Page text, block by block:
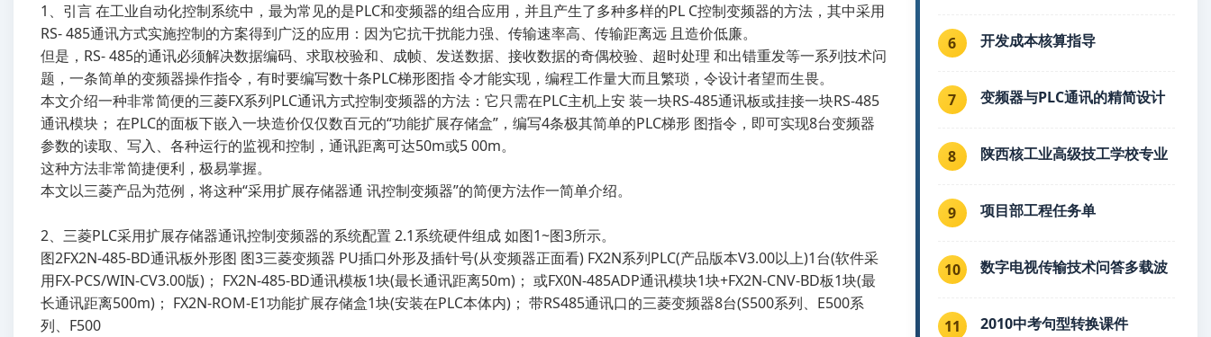
1、引言 在工业自动化控制系统中，最为常见的是PLC和变频器的组合应用，并且产生了多种多样的PL C控制变频器的方法，其中采用
RS- 485通讯方式实施控制的方案得到广泛的应用：因为它抗干扰能力强、传输速率高、传输距离远 且造价低廉。
但是，RS- 485的通讯必须解决数据编码、求取校验和、成帧、发送数据、接收数据的奇偶校验、超时处理 和出错重发等一系列技术问
题，一条简单的变频器操作指令，有时要编写数十条PLC梯形图指 令才能实现，编程工作量大而且繁琐，令设计者望而生畏。
本文介绍一种非常简便的三菱FX系列PLC通讯方式控制变频器的方法：它只需在PLC主机上安 装一块RS-485通讯板或挂接一块RS-485
通讯模块； 在PLC的面板下嵌入一块造价仅仅数百元的“功能扩展存储盒”，编写4条极其简单的PLC梯形 图指令，即可实现8台变频器
参数的读取、写入、各种运行的监视和控制，通讯距离可达50m或5 00m。
这种方法非常简捷便利，极易掌握。
本文以三菱产品为范例，将这种“采用扩展存储器通 讯控制变频器”的简便方法作一简单介绍。
2、三菱PLC采用扩展存储器通讯控制变频器的系统配置 2.1系统硬件组成 如图1~图3所示。
图2FX2N-485-BD通讯板外形图 图3三菱变频器 PU插口外形及插针号(从变频器正面看) FX2N系列PLC(产品版本V3.00以上)1台(软件采
用FX-PCS/WIN-CV3.00版)； FX2N-485-BD通讯模板1块(最长通讯距离50m)； 或FX0N-485ADP通讯模块1块+FX2N-CNV-BD板1块(最
长通讯距离500m)； FX2N-ROM-E1功能扩展存储盒1块(安装在PLC本体内)； 带RS485通讯口的三菱变频器8台(S500系列、E500系
列、F500
6 开发成本核算指导
7 变频器与PLC通讯的精简设计
8 陕西核工业高级技工学校专业
9 项目部工程任务单
10 数字电视传输技术问答多载波
11 2010中考句型转换课件